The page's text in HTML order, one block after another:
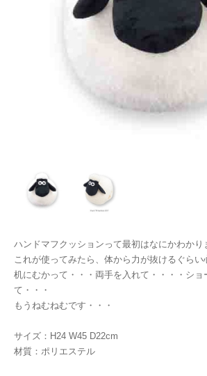
ハンドマフクッションって最初はなにかわかり
これが使ってみたら、体から力が抜けるぐらい
机にむかって・・・両手を入れて・・・・ショ
て・・・
もうねむねむです・・・
サイズ：H24 W45 D22cm
材質：ポリエステル